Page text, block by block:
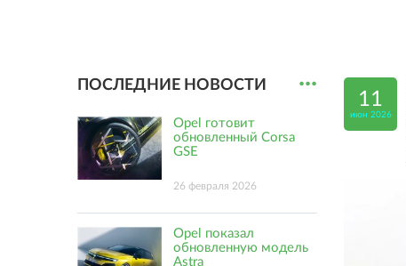
11
июн 2026
ПОСЛЕДНИЕ НОВОСТИ ...
Opel готовит
обновленный Corsa
GSE
26 февраля 2026
Opel показал
обновленную модель
Astra